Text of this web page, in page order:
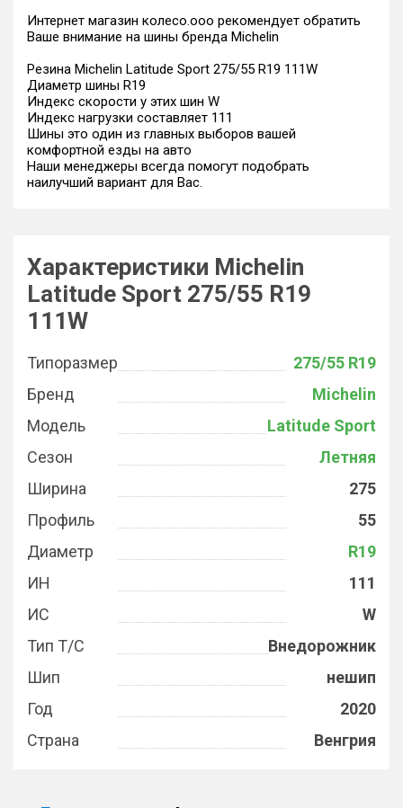
Интернет магазин колесо.ооо рекомендует обратить
Ваше внимание на шины бренда Michelin
Резина Michelin Latitude Sport 275/55 R19 111W
Диаметр шины R19
Индекс скорости у этих шин W
Индекс нагрузки составляет 111
Шины это один из главных выборов вашей
комфортной езды на авто
Наши менеджеры всегда помогут подобрать
наилучший вариант для Вас.
Характеристики Michelin
Latitude Sport 275/55 R19
111W
Типоразмер
275/55 R19
Бренд
Michelin
Модель
Latitude Sport
Сезон
Летняя
Ширина
275
Профиль
55
Диаметр
R19
ИН
111
ИС
W
Тип Т/С
Внедорожник
Шип
нешип
Год
2020
Страна
Венгрия